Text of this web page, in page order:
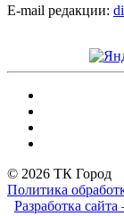
E-mail редакции:
© 2026 ТК Город
Политика
Разработка